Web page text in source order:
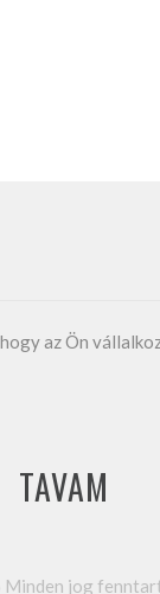
az Ön
TAVAM
Minden jog